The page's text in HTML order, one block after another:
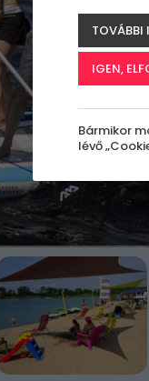
TOVÁBBI
IGEN,
Bármikor
lévő